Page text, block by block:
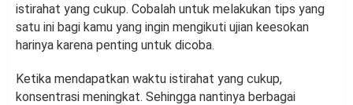
istirahat yang cukup. Cobalah untuk melakukan tips yang
satu ini bagi kamu yang ingin mengikuti ujian keesokan
harinya karena penting untuk dicoba.
Ketika mendapatkan waktu istirahat yang cukup,
konsentrasi meningkat. Sehingga nantinya berbagai